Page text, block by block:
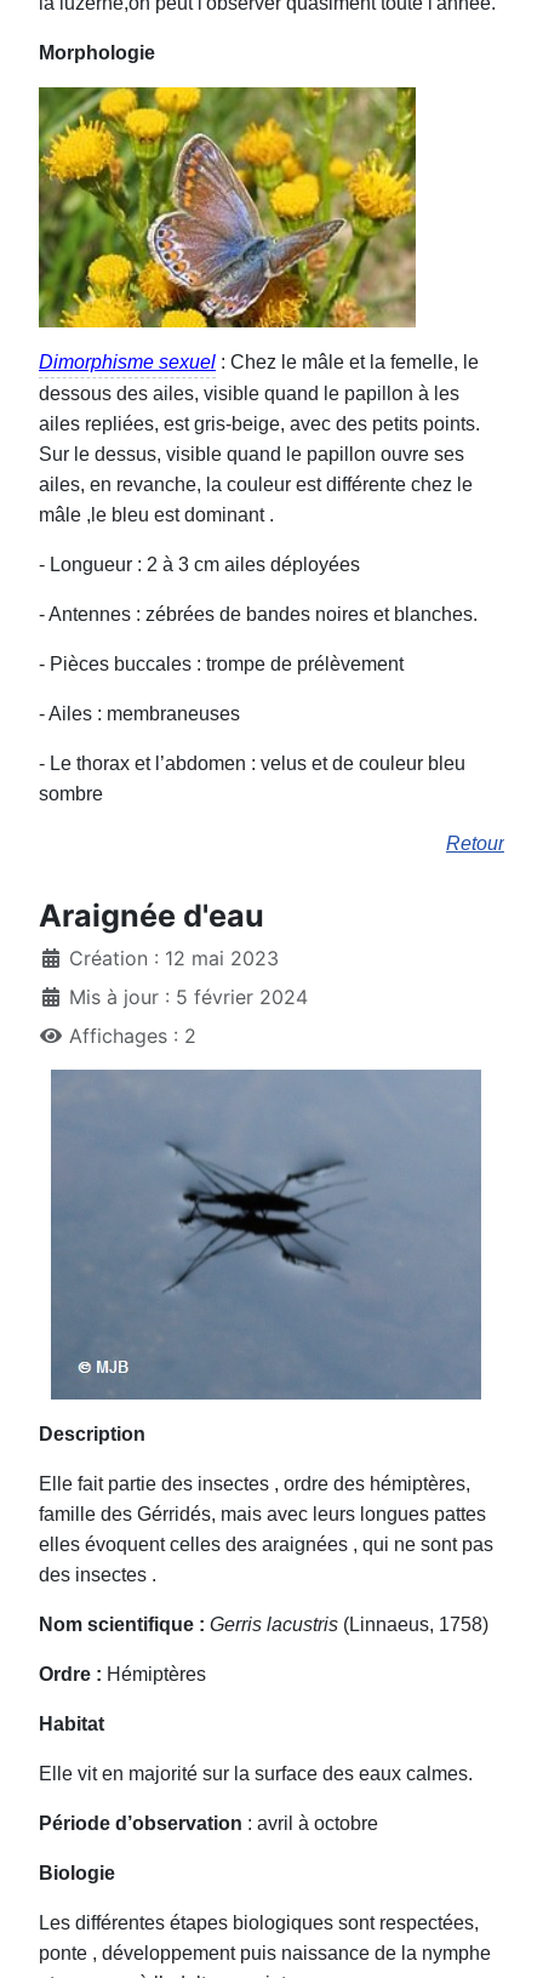
Morphologie
Dimorphisme sexuel : Chez le mâle et la femelle, le
dessous des ailes, visible quand le papillon à les
ailes repliées, est gris-beige, avec des petits points.
Sur le dessus, visible quand le papillon ouvre ses
ailes, en revanche, la couleur est différente chez le
mâle ,le bleu est dominant .
- Longueur : 2 à 3 cm ailes déployées
- Antennes : zébrées de bandes noires et blanches.
- Pièces buccales : trompe de prélèvement
- Ailes : membraneuses
- Le thorax et l’abdomen : velus et de couleur bleu
sombre
Retour
Araignée d'eau
Création : 12 mai 2023
Mis à jour : 5 février 2024
Affichages : 2
Description
Elle fait partie des insectes , ordre des hémiptères,
famille des Gérridés, mais avec leurs longues pattes
elles évoquent celles des araignées , qui ne sont pas
des insectes .
Nom scientifique : Gerris lacustris (Linnaeus, 1758)
Ordre : Hémiptères
Habitat
Elle vit en majorité sur la surface des eaux calmes.
Période d’observation : avril à octobre
Biologie
Les différentes étapes biologiques sont respectées,
ponte , développement puis naissance de la nymphe